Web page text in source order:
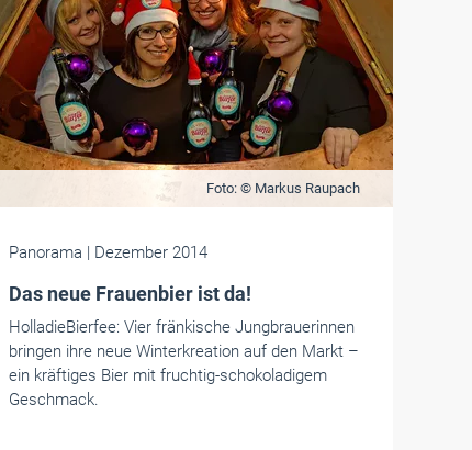
Foto: © Markus Raupach
Panorama | Dezember 2014
Das neue Frauenbier ist da!
HolladieBierfee: Vier fränkische Jungbrauerinnen
bringen ihre neue Winterkreation auf den Markt –
ein kräftiges Bier mit fruchtig-schokoladigem
Geschmack.